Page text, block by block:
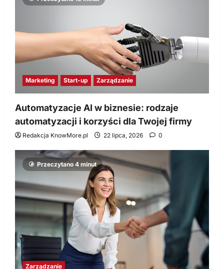
Marketing Start-up Zarządzanie
Automatyzacje AI w biznesie: rodzaje
automatyzacji i korzyści dla Twojej firmy
Redakcja KnowMore.pl 22 lipca, 2026 0
Przeczytano 4 minut
Zarządzanie